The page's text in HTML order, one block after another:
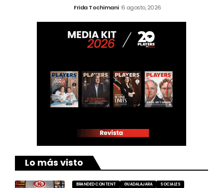
Frida Tochimani 6 agosto, 2026
Lo más visto
BRANDED CONTENT GUADALAJARA SOCIALES